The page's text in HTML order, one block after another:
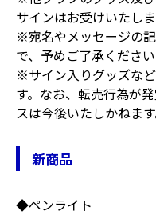
サインはお受けいたしま
※宛名やメッセージの
で、予めご了承ください
※サイン入りグッズな
す。なお、転売行為が
スは今後いたしかねます
新商品
◆ペンライト